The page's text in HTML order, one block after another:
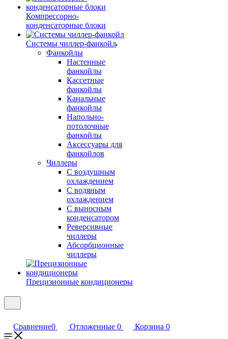
Компрессорно-
конденсаторные блоки
Системы чиллер-фанкойл
Фанкойлы
Настенные
фанкойлы
Кассетные
фанкойлы
Канальные
фанкойлы
Напольно-
потолочные
фанкойлы
Аксессуары для
фанкойлов
Чиллеры
С воздушным
охлаждением
С водяным
охлаждением
С выносным
конденсатором
Реверсивные
чиллеры
Абсорбционные
чиллеры
Прецизионные кондиционеры
Сравнение0 Отложенные 0 Корзина 0